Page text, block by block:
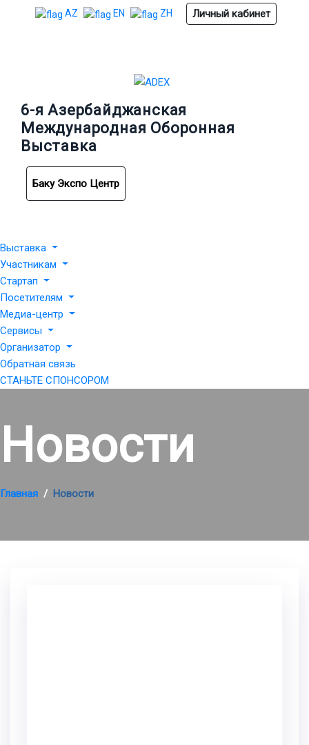
AZ EN ZH Личный кабинет
6-я Азербайджанская
Международная Оборонная
Выставка
Баку Экспо Центр
Выставка
Участникам
Стартап
Посетителям
Медиа-центр
Сервисы
Организатор
Обратная связь
СТАНЬТЕ СПОНСОРОМ
Новости
Главная Новости